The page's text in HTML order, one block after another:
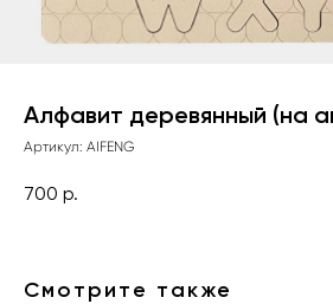
Алфавит деревянный (на
Артикул: AIFENG
700 р.
Смотрите также